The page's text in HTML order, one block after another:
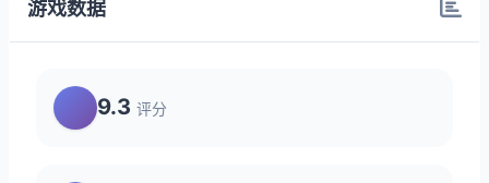
游戏数据
9.3 评分